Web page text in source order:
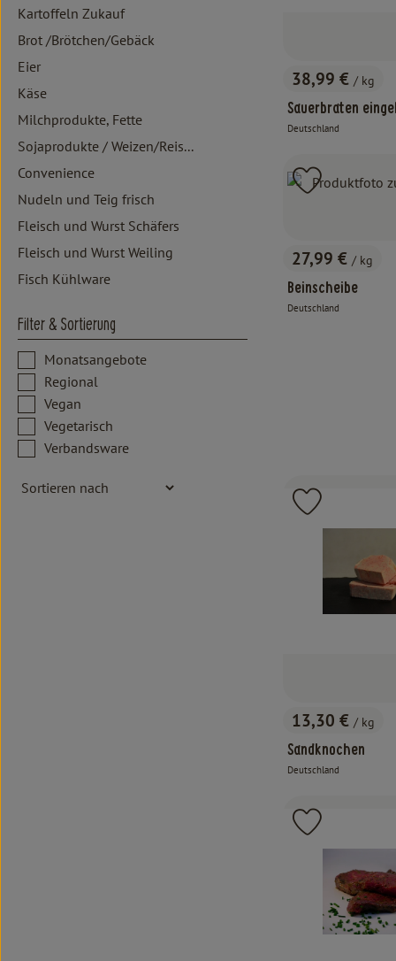
Kartoffeln Zukauf
Brot /Brötchen/Gebäck
Eier
Käse
Milchprodukte, Fette
Sojaprodukte / Weizen/Reis...
Convenience
Nudeln und Teig frisch
Fleisch und Wurst Schäfers
Fleisch und Wurst Weiling
Fisch Kühlware
Filter & Sortierung
Monatsangebote
Regional
Vegan
Vegetarisch
Verbandsware
, Preis:
38,99 € / kg
Sauerbraten
, Herkunft:
Deutschland
, Preis:
27,99 € / kg
Beinscheibe
, Herkunft:
Deutschland
Produkt zu
, Preis:
13,30 € / kg
Sandknochen
, Herkunft:
Deutschland
Produkt
Produkt